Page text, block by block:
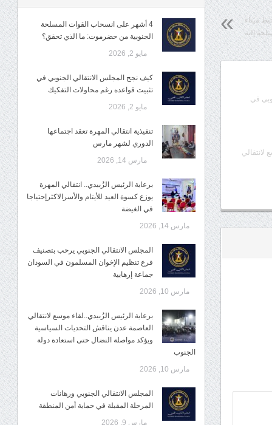
ميناء
إليه
في
لانتقالي
4 أشهر على انسحاب القوات المسلحة
الجنوبية من حضرموت: ما الذي تحقق؟
مايو 2, 2026
كيف نجح المجلس الانتقالي الجنوبي في
تثبيت قواعده رغم محاولات التفكيك
مايو 2, 2026
تنفيذية انتقالي المهرة تعقد اجتماعها
الدوري لشهر مارس
مارس 14, 2026
برعاية الرئيس الزُبيدي.. انتقالي المهرة
يوزع كسوة العيد للأيتام والأسرالاكثرإحتياجا
في الغيضة
مارس 14, 2026
المجلس الانتقالي الجنوبي يرحب بتصنيف
فرع تنظيم الإخوان المسلمون في السودان
جماعة إرهابية
مارس 10, 2026
برعاية الرئيس الزُبيدي..لقاء موسع لانتقالي
العاصمة عدن يناقش التحديات السياسية
ويؤكد مواصلة النضال حتى استعادة دولة
الجنوب
مارس 10, 2026
المجلس الانتقالي الجنوبي ورهانات
المرحلة المقبلة في حماية أمن المنطقة
مارس 9, 2026